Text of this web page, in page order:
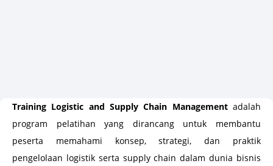
Training Logistic and Supply Chain Managementadalah
program pelatihan yang dirancang untuk membantu
peserta memahami konsep, strategi, dan praktik
pengelolaan logistik serta supply chain dalam dunia bisnis